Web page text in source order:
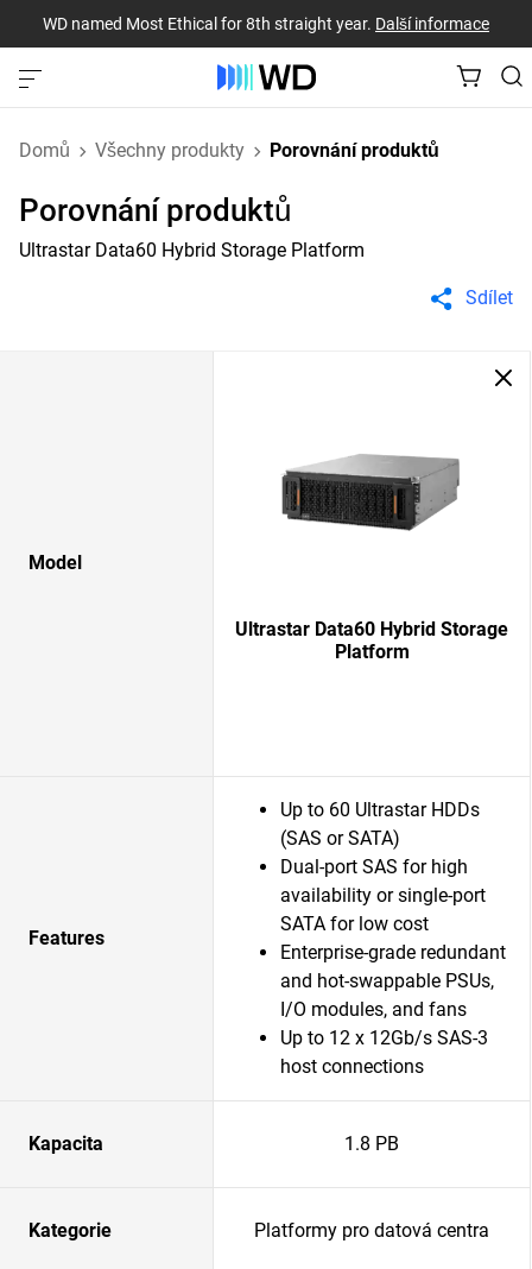
WD named Most Ethical for 8th straight year. Další informace
Domů Všechny produkty Porovnání produktů
Porovnání produktů
Ultrastar Data60 Hybrid Storage Platform
Sdílet
Model
Ultrastar Data60 Hybrid Storage
Platform
Features
Up to 60 Ultrastar HDDs
(SAS or SATA)
Dual-port SAS for high
availability or single-port
SATA for low cost
Enterprise-grade redundant
and hot-swappable PSUs,
I/O modules, and fans
Up to 12 x 12Gb/s SAS-3
host connections
Kapacita 1.8 PB
Kategorie Platformy pro datová centra